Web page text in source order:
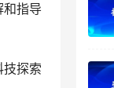
指导
探索